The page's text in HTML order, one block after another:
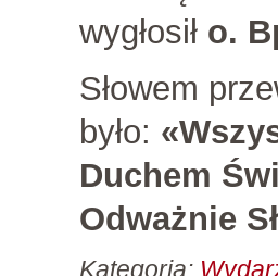
wygłosił o.
Słowem
było:
Duchem
Odważnie
Kategoria: